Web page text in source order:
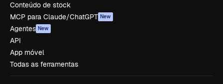
Conteúdo de stock
MCP para Claude/ChatGPT New
Agentes New
API
App móvel
Todas as ferramentas